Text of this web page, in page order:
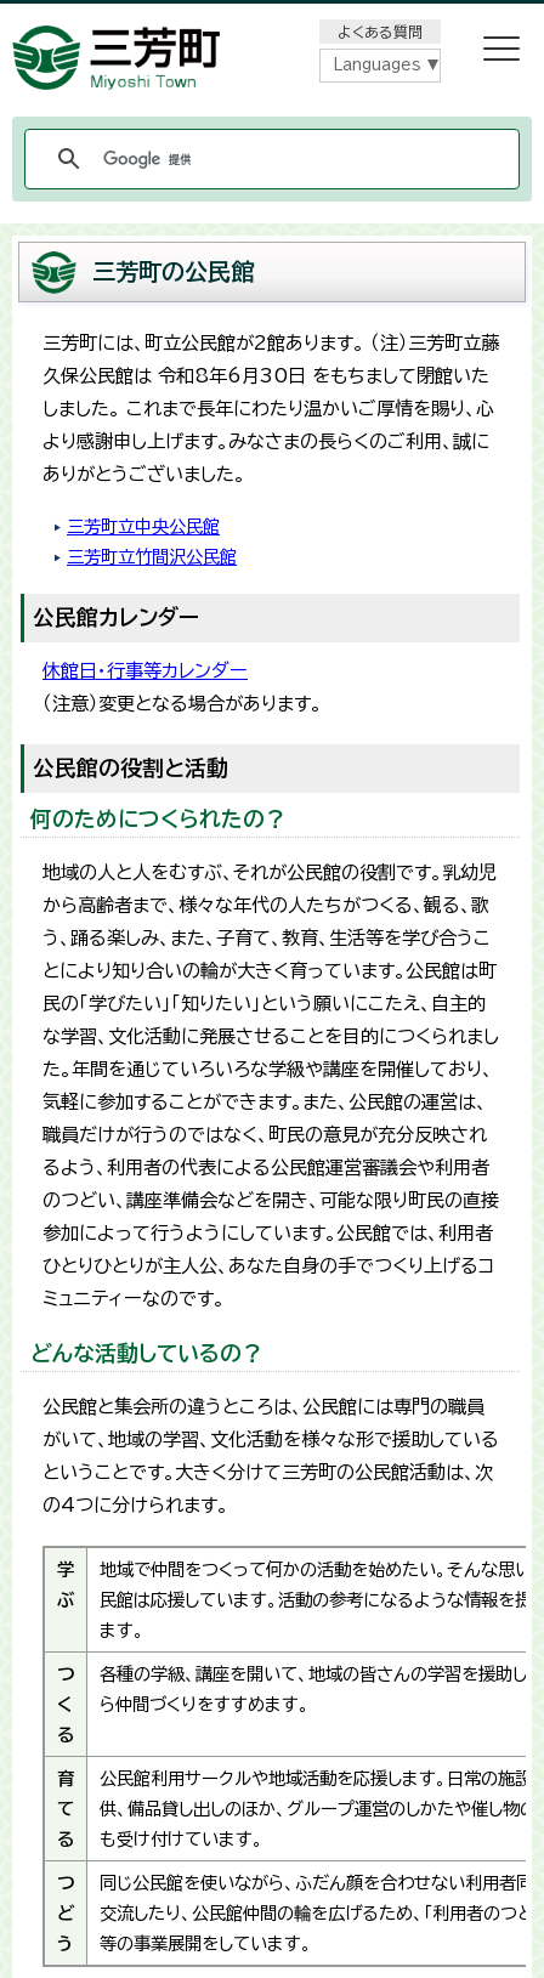
よくある質問
Languages
三芳町の公民館
三芳町には、町立公民館が2館あります。 （注）三芳町立藤
久保公民館は 令和8年6月30日 をもちまして閉館いた
しました。 これまで長年にわたり温かいご厚情を賜り、心
より感謝申し上げます。みなさまの長らくのご利用、誠に
ありがとうございました。
三芳町立中央公民館
三芳町立竹間沢公民館
公民館カレンダー
休館日・行事等カレンダー
（注意）変更となる場合があります。
公民館の役割と活動
何のためにつくられたの？
地域の人と人をむすぶ、それが公民館の役割です。乳幼児
から高齢者まで、様々な年代の人たちがつくる、観る、歌
う、踊る楽しみ、また、子育て、教育、生活等を学び合うこ
とにより知り合いの輪が大きく育っています。公民館は町
民の「学びたい」「知りたい」という願いにこたえ、自主的
な学習、文化活動に発展させることを目的につくられまし
た。年間を通じていろいろな学級や講座を開催しており、
気軽に参加することができます。また、公民館の運営は、
職員だけが行うのではなく、町民の意見が充分反映され
るよう、利用者の代表による公民館運営審議会や利用者
のつどい、講座準備会などを開き、可能な限り町民の直接
参加によって行うようにしています。公民館では、利用者
ひとりひとりが主人公、あなた自身の手でつくり上げるコ
ミュニティーなのです。
どんな活動しているの？
公民館と集会所の違うところは、公民館には専門の職員
がいて、地域の学習、文化活動を様々な形で援助している
ということです。大きく分けて三芳町の公民館活動は、次
の4つに分けられます。
学
ぶ
地域で仲間をつくって何かの活動を始めたい。そんな思い
民館は応援しています。活動の参考になるような情報を提
ます。
つ
く
る
各種の学級、講座を開いて、地域の皆さんの学習を援助し
ら仲間づくりをすすめます。
育
て
る
公民館利用サークルや地域活動を応援します。日常の施設
供、備品貸し出しのほか、グループ運営のしかたや催し物の
も受け付けています。
つ
ど
う
同じ公民館を使いながら、ふだん顔を合わせない利用者同
交流したり、公民館仲間の輪を広げるため、「利用者のつど
等の事業展開をしています。